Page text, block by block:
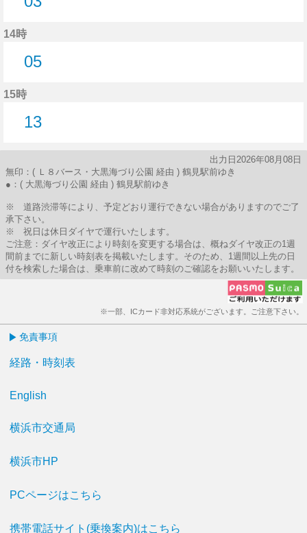
14時
05
15時
13
出力日2026年08月08日
無印：( Ｌ８バース・大黒海づり公園 経由 ) 鶴見駅前ゆき
●：( 大黒海づり公園 経由 ) 鶴見駅前ゆき
※ 道路渋滞等により、予定どおり運行できない場合がありますのでご了
承下さい。
※ 祝日は休日ダイヤで運行いたします。
ご注意：ダイヤ改正により時刻を変更する場合は、概ねダイヤ改正の1週
間前までに新しい時刻表を掲載いたします。そのため、1週間以上先の日
付を検索した場合は、乗車前に改めて時刻のご確認をお願いいたします。
※一部、ICカード非対応系統がございます。ご注意下さい。
免責事項
経路・時刻表
English
横浜市交通局
横浜市HP
PCページはこちら
携帯電話サイト(乗換案内)はこちら